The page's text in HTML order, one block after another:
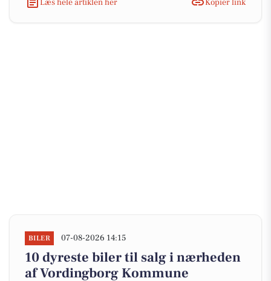
BILER 07-08-2026 14:15
10 dyreste biler til salg i nærheden
af Vordingborg Kommune